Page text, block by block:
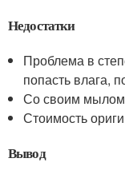
Недостатки
Проблема в
попасть влага,
Со своим
Стоимость
Вывод